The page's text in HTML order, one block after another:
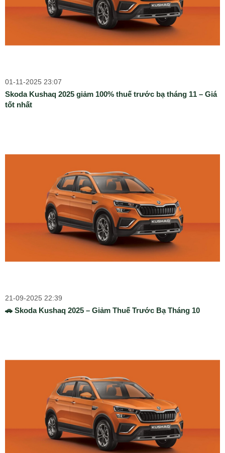
01-11-2025 23:07
Skoda Kushaq 2025 giảm 100% thuế trước bạ tháng 11 – Giá
tốt nhất
21-09-2025 22:39
🚗 Skoda Kushaq 2025 – Giảm Thuế Trước Bạ Tháng 10